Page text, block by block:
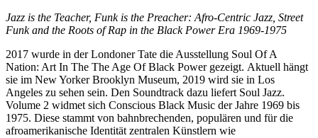
Jazz is the Teacher, Funk is the Preacher: Afro-Centric Jazz, Street
Funk and the Roots of Rap in the Black Power Era 1969-1975
2017 wurde in der Londoner Tate die Ausstellung Soul Of A
Nation: Art In The The Age Of Black Power gezeigt. Aktuell hängt
sie im New Yorker Brooklyn Museum, 2019 wird sie in Los
Angeles zu sehen sein. Den Soundtrack dazu liefert Soul Jazz.
Volume 2 widmet sich Conscious Black Music der Jahre 1969 bis
1975. Diese stammt von bahnbrechenden, populären und für die
afroamerikanische Identität zentralen Künstlern wie